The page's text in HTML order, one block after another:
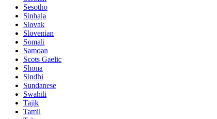
Sesotho
Sinhala
Slovak
Slovenian
Somali
Samoan
Scots Gaelic
Shona
Sindhi
Sundanese
Swahili
Tajik
Tamil